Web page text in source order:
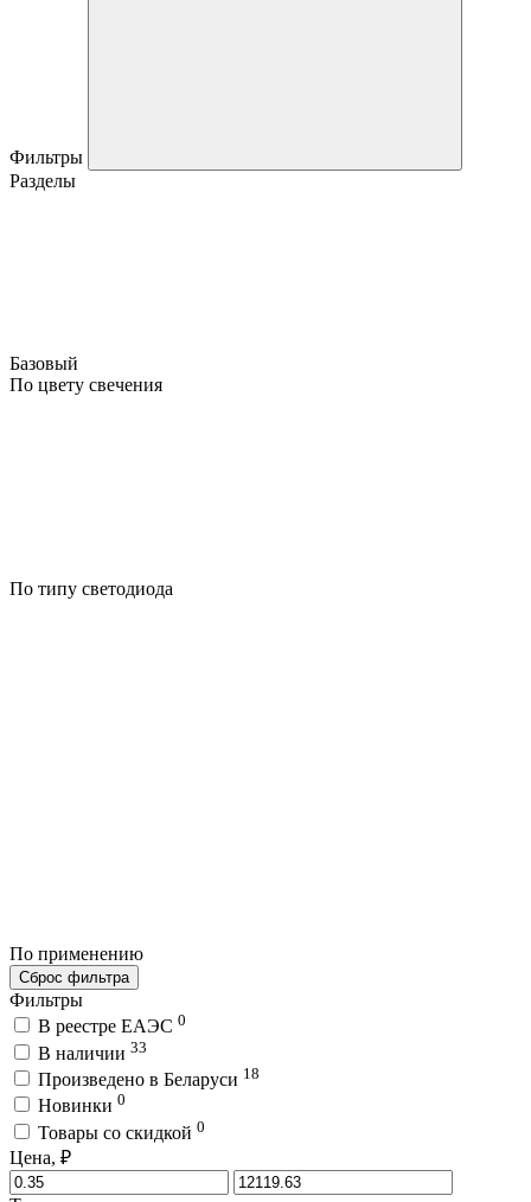
Фильтры
Разделы
Базовый
По цвету свечения
По типу светодиода
По применению
Сброс фильтра
Фильтры
В реестре ЕАЭС 0
В наличии 33
Произведено в Беларуси 18
Новинки 0
Товары со скидкой 0
Цена, ₽